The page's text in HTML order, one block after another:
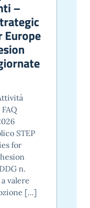
–
Europe
STEP
for
n.
valere
[…]